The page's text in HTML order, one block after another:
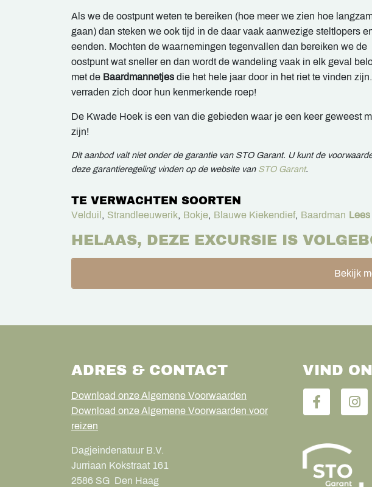
Als we de oostpunt weten te bereiken (hoe meer we zien hoe
gaan) dan steken we ook tijd in de daar vaak aanwezige steltlopers
eenden. Mochten de waarnemingen tegenvallen dan bereiken we de
oostpunt wat sneller en dan wordt de wandeling vaak in elk geval
met de Baardmannetjes die het hele jaar door in het riet te vinden
verraden zich door hun kenmerkende roep!
De Kwade Hoek is een van die gebieden waar je een keer geweest
zijn!
Dit aanbod valt niet onder de garantie van STO Garant. U kunt de
deze garantieregeling vinden op de website van STO Garant.
TE VERWACHTEN SOORTEN
Velduil , Strandleeuwerik, Bokje, Blauwe Kiekendief, Baardman
HELAAS, DEZE EXCURSIE IS
Bekijk
ADRES & CONTACT
Download onze Algemene Voorwaarden
Download onze Algemene Voorwaarden voor
reizen
Dagjeindenatuur B.V.
Jurriaan Kokstraat 161
2586 SG Den Haag
VIND